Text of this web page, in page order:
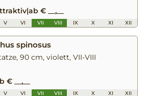
|ab € __,__
V VI VII VIII IX X XI XII
spinosus
90 cm, violett, VII-VIII
€ __,__
V VI VII VIII IX X XI XII